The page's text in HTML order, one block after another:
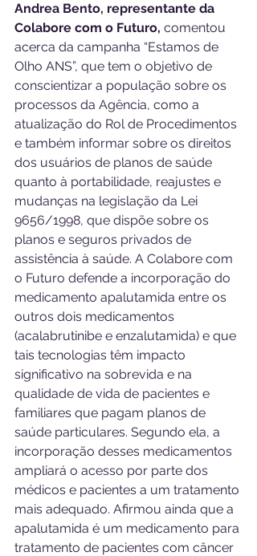
Andrea Bento, representante da
Colabore com o Futuro, comentou
acerca da campanha “Estamos de
Olho ANS”, que tem o objetivo de
conscientizar a população sobre os
processos da Agência, como a
atualização do Rol de Procedimentos
e também informar sobre os direitos
dos usuários de planos de saúde
quanto à portabilidade, reajustes e
mudanças na legislação da Lei
9656/1998, que dispõe sobre os
planos e seguros privados de
assistência à saúde. A Colabore com
o Futuro defende a incorporação do
medicamento apalutamida entre os
outros dois medicamentos
(acalabrutinibe e enzalutamida) e que
tais tecnologias têm impacto
significativo na sobrevida e na
qualidade de vida de pacientes e
familiares que pagam planos de
saúde particulares. Segundo ela, a
incorporação desses medicamentos
ampliará o acesso por parte dos
médicos e pacientes a um tratamento
mais adequado. Afirmou ainda que a
apalutamida é um medicamento para
tratamento de pacientes com câncer